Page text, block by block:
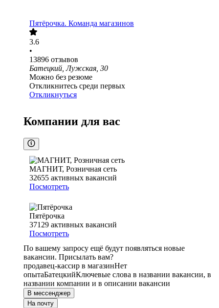
Пятёрочка. Команда магазинов
3.6
•
13896 отзывов
Батецкий, Лужская, 30
Можно без резюме
Откликнитесь среди первых
Откликнуться
Компании для вас
МАГНИТ, Розничная сеть
32655 активных вакансий
Посмотреть
Пятёрочка
37129 активных вакансий
Посмотреть
По вашему запросу ещё будут появляться новые
вакансии. Присылать вам?
продавец-кассир в магазинНет
опытаБатецкийКлючевые слова в названии вакансии, в
названии компании и в описании вакансии
В мессенджер
На почту